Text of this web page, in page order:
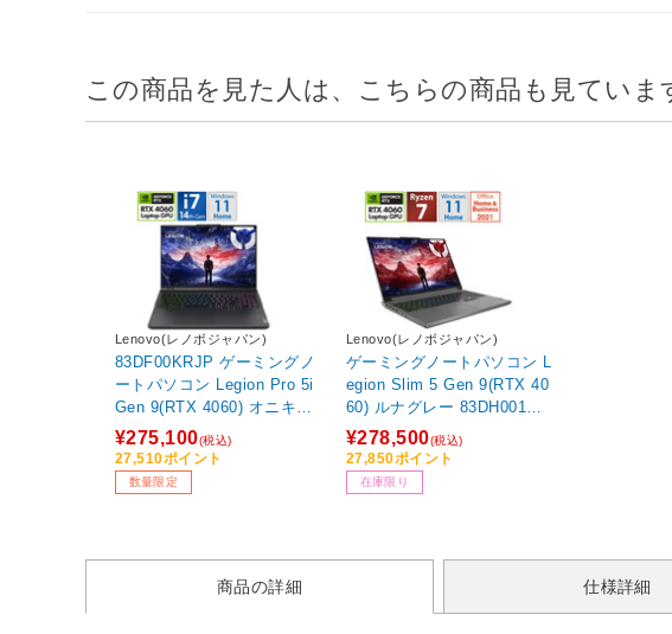
この商品を見た人は、こちらの商品も見ていま
Lenovo(レノボジャパン)
83DF00KRJP ゲーミングノ
ートパソコン Legion Pro 5i
Gen 9(RTX 4060) オニキス
グレー ［16.0型 /Windows1
1 Home /intel Core i7 /メモ
リ：16GB /SSD：1TB /日本
語版キーボード /2025年3月
¥275,100(税込)
27,510ポイント
数量限定
Lenovo(レノボジャパン)
ゲーミングノートパソコン L
egion Slim 5 Gen 9(RTX 40
60) ルナグレー 83DH001NJ
P [16.0型 /Windows11 Hom
e /AMD Ryzen 7 /メモリ：1
6GB /SSD：1TB /Office Ho
me and Business /2024年3
¥278,500(税込)
27,850ポイント
在庫限り
商品の詳細 仕様詳細